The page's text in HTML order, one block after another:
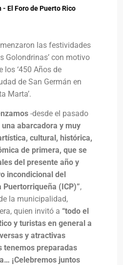
- El Foro de Puerto Rico
las festividades
Golondrinas’ con motivo
los ‘450 Años de
de San Germán en
Marta’.
-desde el pasado
una abarcadora y muy
cultural, histórica,
de primera, que se
del presente año y
incondicional del
(ICP)”,
la municipalidad,
quien invitó a “todo el
y turistas en general a
y atractivas
tenemos preparadas
¡Celebremos juntos